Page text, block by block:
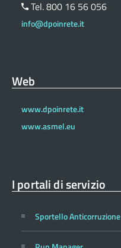
Tel. 800 16 56 056
info@dpoinrete.it
Web
www.dpoinrete.it
www.asmel.eu
I portali di servizio
Sportello Anticorruzione